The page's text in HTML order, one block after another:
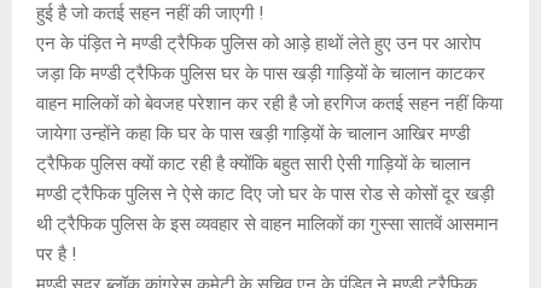
हुई है जो कतई सहन नहीं की जाएगी !
एन के पंड़ित ने मण्डी ट्रैफिक पुलिस को आड़े हाथों लेते हुए उन पर आरोप
जड़ा कि मण्डी ट्रैफिक पुलिस घर के पास खड़ी गाड़ियों के चालान काटकर
वाहन मालिकों को बेवजह परेशान कर रही है जो हरगिज कतई सहन नहीं किया
जायेगा उन्होंने कहा कि घर के पास खड़ी गाड़ियों के चालान आखिर मण्डी
ट्रैफिक पुलिस क्यों काट रही है क्योंकि बहुत सारी ऐसी गाड़ियों के चालान
मण्डी ट्रैफिक पुलिस ने ऐसे काट दिए जो घर के पास रोड से कोसों दूर खड़ी
थी ट्रैफिक पुलिस के इस व्यवहार से वाहन मालिकों का गुस्सा सातवें आसमान
पर है !